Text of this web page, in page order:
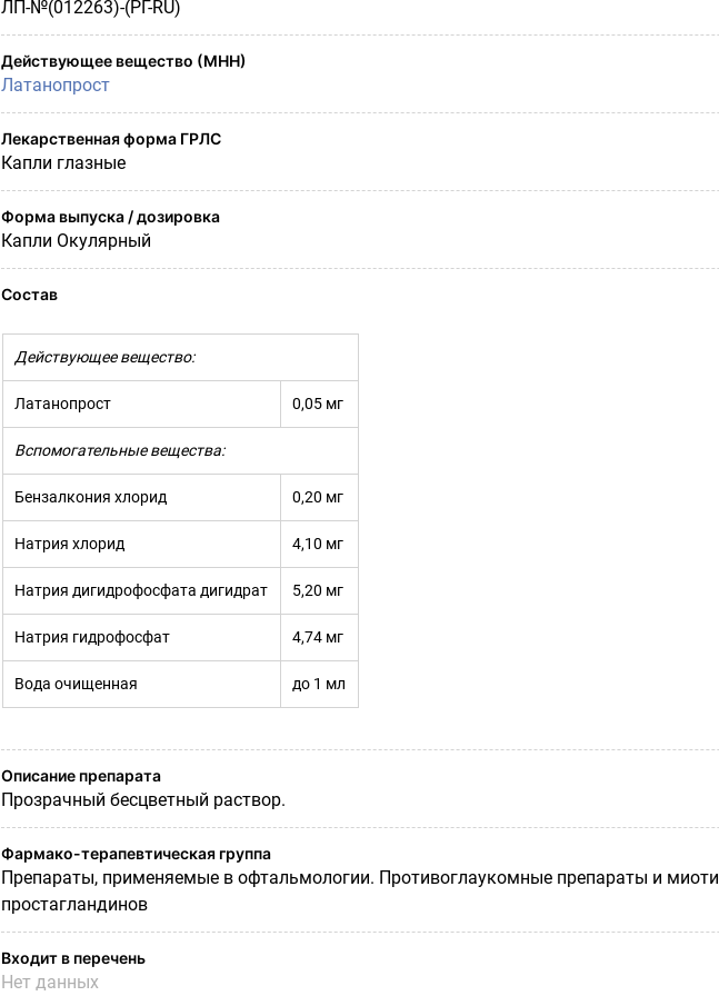
ЛП-№(012263)-(РГ-RU)
Действующее вещество (МНН)
Латанопрост
Лекарственная форма ГРЛС
Капли глазные
Форма выпуска / дозировка
Капли Окулярный
Состав
Действующее вещество:
Латанопрост 0,05 мг
Вспомогательные вещества:
Бензалкония хлорид 0,20 мг
Натрия хлорид 4,10 мг
Натрия дигидрофосфата дигидрат 5,20 мг
Натрия гидрофосфат 4,74 мг
Вода очищенная до 1 мл
Описание препарата
Прозрачный бесцветный раствор.
Фармако-терапевтическая группа
Препараты, применяемые в офтальмологии. Противоглаукомные препараты и
простагландинов
Входит в перечень
Нет данных